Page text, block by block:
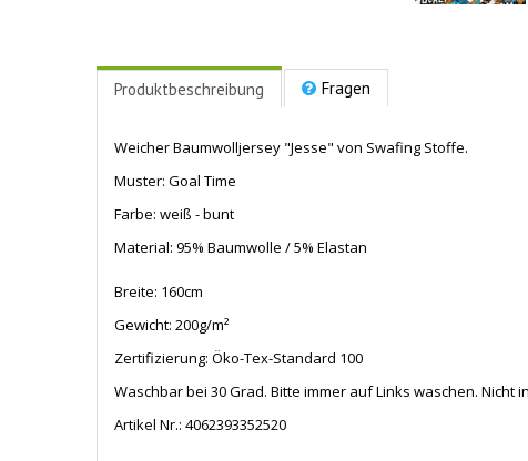
Produktbeschreibung Fragen
Weicher Baumwolljersey "Jesse" von Swafing Stoffe.
Muster: Goal Time
Farbe: weiß - bunt
Material: 95% Baumwolle / 5% Elastan
Breite: 160cm
Gewicht: 200g/m²
Zertifizierung: Öko-Tex-Standard 100
Waschbar bei 30 Grad. Bitte immer auf Links waschen.
Artikel Nr.: 4062393352520